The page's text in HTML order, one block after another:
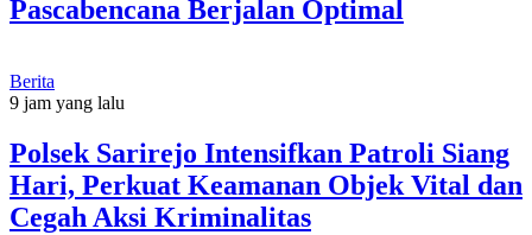
Pascabencana Berjalan Optimal
Berita
9 jam yang lalu
Polsek Sarirejo Intensifkan Patroli Siang
Hari, Perkuat Keamanan Objek Vital dan
Cegah Aksi Kriminalitas